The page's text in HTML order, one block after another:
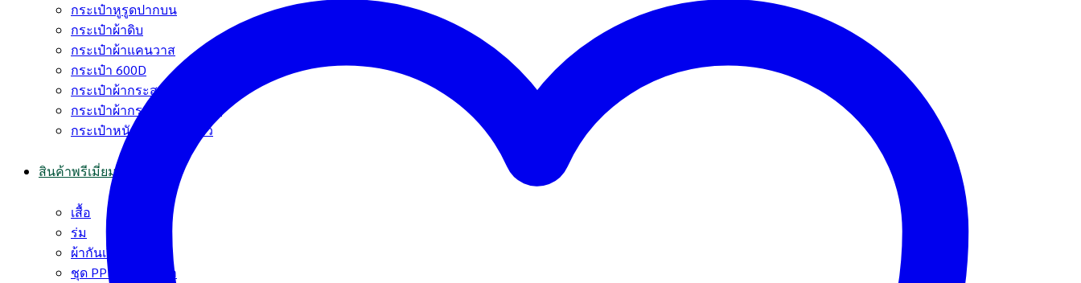
กระเป๋าหูรูดปากบน
กระเป๋าผ้าดิบ
กระเป๋าผ้าแคนวาส
กระเป๋า 600D
กระเป๋าผ้ากระสอบ
กระเป๋าผ้ากระสอบพลาสติก
กระเป๋าหนัง PVC หนังแก้ว
สินค้าพรีเมี่ยม
เสื้อ
ร่ม
ผ้ากันเปื้อน
ชุด PPE+ผ้าปิดจมูก